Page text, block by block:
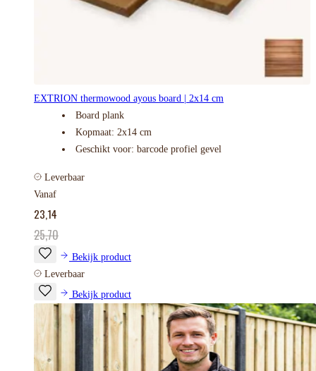
EXTRION thermowood ayous board | 2x14 cm
Board plank
Kopmaat: 2x14 cm
Geschikt voor: barcode profiel gevel
Leverbaar
Vanaf
23,14
25,70
Bekijk product
Leverbaar
Bekijk product